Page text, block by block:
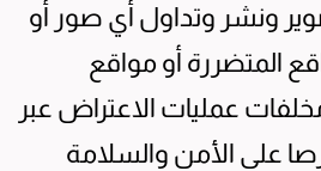
ونشر وتداول أي صور أو
المتضررة أو مواقع
عمليات الاعتراض عبر
على الأمن والسلامة